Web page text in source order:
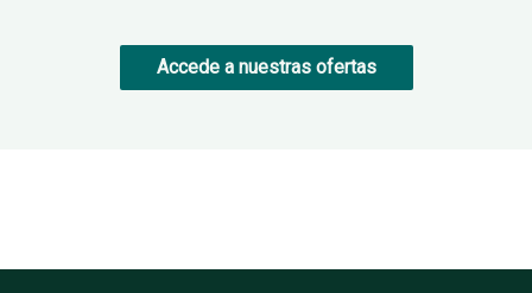
Accede a nuestras ofertas